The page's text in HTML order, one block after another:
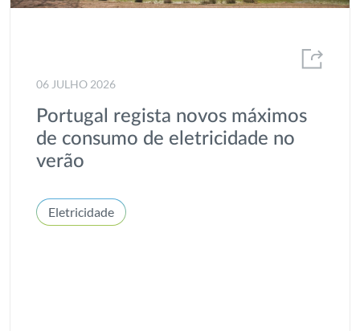
06 JULHO 2026
Portugal regista novos máximos
de consumo de eletricidade no
verão
Eletricidade